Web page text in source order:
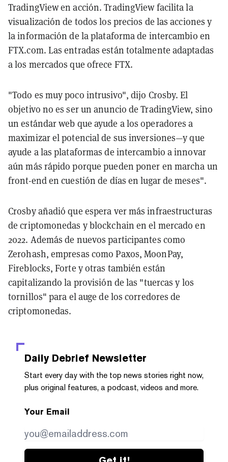
TradingView en acción. TradingView facilita la
visualización de todos los precios de las acciones y
la información de la plataforma de intercambio en
FTX.com. Las entradas están totalmente adaptadas
a los mercados que ofrece FTX.
"Todo es muy poco intrusivo", dijo Crosby. El
objetivo no es ser un anuncio de TradingView, sino
un estándar web que ayude a los operadores a
maximizar el potencial de sus inversiones—y que
ayude a las plataformas de intercambio a innovar
aún más rápido porque pueden poner en marcha un
front-end en cuestión de días en lugar de meses".
Crosby añadió que espera ver más infraestructuras
de criptomonedas y blockchain en el mercado en
2022. Además de nuevos participantes como
Zerohash, empresas como Paxos, MoonPay,
Fireblocks, Forte y otras también están
capitalizando la provisión de las "tuercas y los
tornillos" para el auge de los corredores de
criptomonedas.
Daily Debrief Newsletter
Start every day with the top news stories right now,
plus original features, a podcast, videos and more.
Your Email